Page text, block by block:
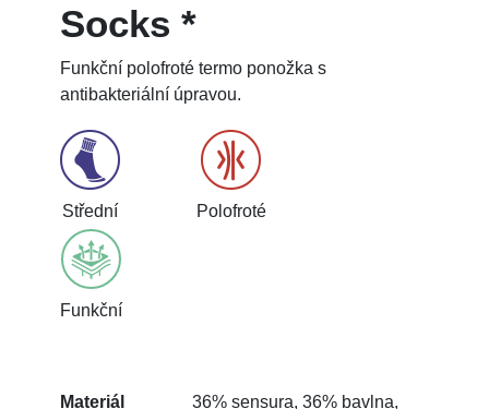
Socks *
Funkční polofroté termo ponožka s
antibakteriální úpravou.
Střední Polofroté
Funkční
Materiál
36% sensura, 36% bavlna,